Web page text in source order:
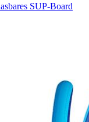
SUP-Board